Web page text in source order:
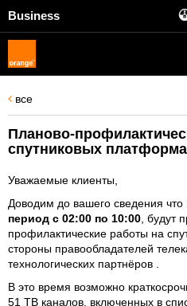
Business
все
Планово-
спутниковых
Уважаемые клиенты,
Доводим до вашего сведения что
период с 02:00 по 10:00 , будут
профилактические работы на
стороны правообладателей
технологических партнёров .
В это время возможно
51 ТВ каналов, включенных в